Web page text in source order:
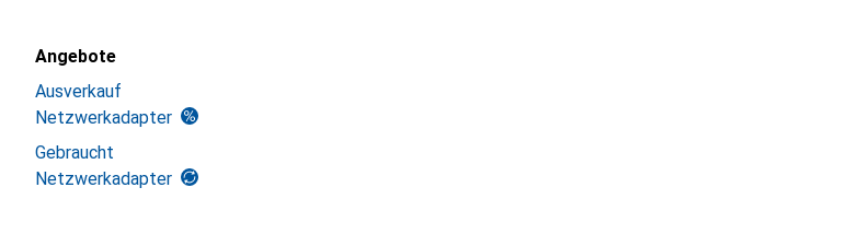
Angebote
Ausverkauf
Netzwerkadapter
Gebraucht
Netzwerkadapter